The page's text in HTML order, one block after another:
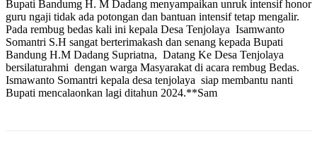
Bupati Bandumg H. M Dadang menyampaikan unruk intensif honor
guru ngaji tidak ada potongan dan bantuan intensif tetap mengalir.
Pada rembug bedas kali ini kepala Desa Tenjolaya Isamwanto
Somantri S.H sangat berterimakash dan senang kepada Bupati
Bandung H.M Dadang Supriatna, Datang Ke Desa Tenjolaya
bersilaturahmi dengan warga Masyarakat di acara rembug Bedas.
Ismawanto Somantri kepala desa tenjolaya siap membantu nanti
Bupati mencalaonkan lagi ditahun 2024.**Sam